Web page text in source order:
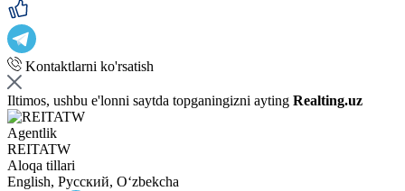
Kontaktlarni ko'rsatish
Iltimos, ushbu e'lonni saytda topganingizni ayting Realting.uz
Agentlik
REITATW
Aloqa tillari
English, Русский, Oʻzbekcha